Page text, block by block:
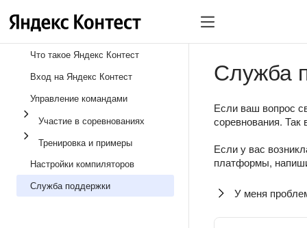
Что такое Яндекс Контест
Вход на Яндекс Контест
Управление командами
Участие в соревнованиях
Тренировка и примеры
Настройки компиляторов
Служба поддержки
Служба
Если ваш вопрос
соревнования. Так
Если у вас
платформы,
У меня